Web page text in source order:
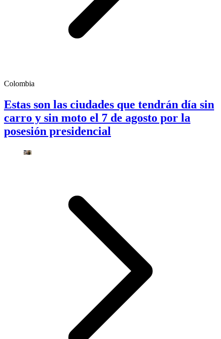
Colombia
Estas son las ciudades que tendrán día sin
carro y sin moto el 7 de agosto por la
posesión presidencial